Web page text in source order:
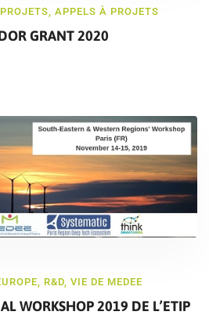
, APPELS À PROJETS
GRANT 2020
R&D VIE DE MEDEE
WORKSHOP 2019 DE L’ETIP